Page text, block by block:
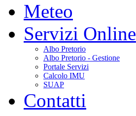
Meteo
Servizi Online
Albo Pretorio
Albo Pretorio - Gestione
Portale Servizi
Calcolo IMU
SUAP
Contatti